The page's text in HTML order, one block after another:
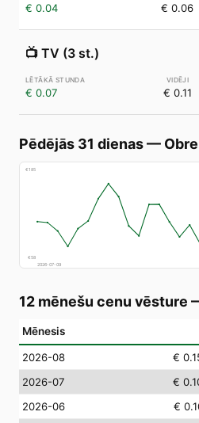
€ 0.04 € 0.06
📺 TV (3 st.)
€ 0.07 € 0.11
Pēdējās 31 dienas—
€185
€58
2026-07-09
12 mēnešu cenu vēsture
Mēnesis
2026-08 €
2026-07
€
2026-06
€